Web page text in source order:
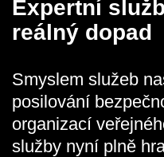
Expertní
reálný dopad
Smyslem služeb
posilování
organizací
služby nyní plně